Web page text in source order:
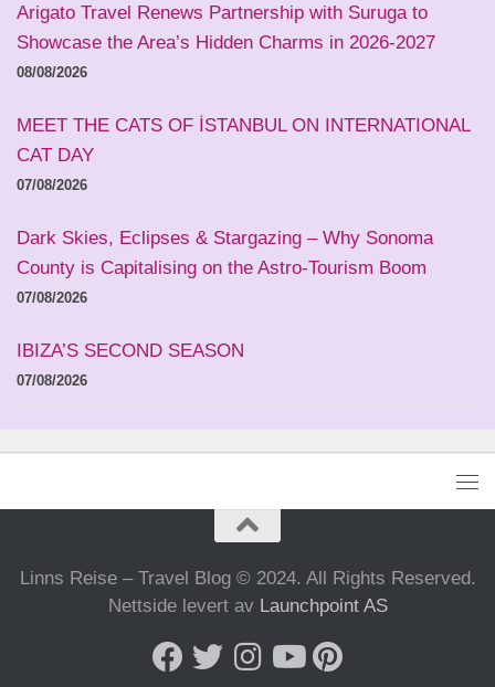
Arigato Travel Renews Partnership with Suruga to
Showcase the Area’s Hidden Charms in 2026-2027
08/08/2026
MEET THE CATS OF İSTANBUL ON INTERNATIONAL
CAT DAY
07/08/2026
Dark Skies, Eclipses & Stargazing – Why Sonoma
County is Capitalising on the Astro-Tourism Boom
07/08/2026
IBIZA’S SECOND SEASON
07/08/2026
Linns Reise – Travel Blog © 2024. All Rights Reserved.
Nettside levert av Launchpoint AS